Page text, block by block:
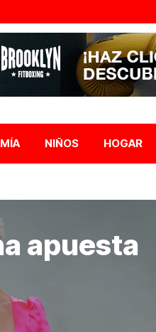
NIÑOS HOGAR
apuesta